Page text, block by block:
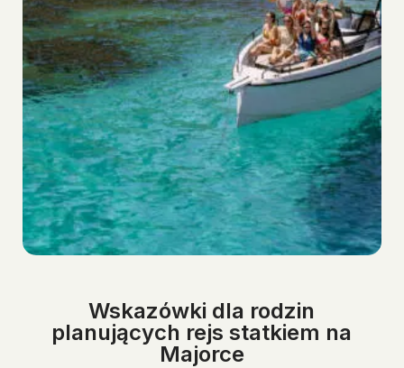
Wskazówki dla rodzin
planujących rejs statkiem na
Majorce